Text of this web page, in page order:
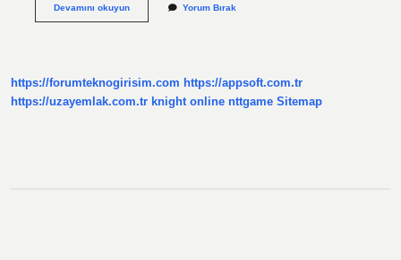
Devamını okuyunDevrin
Yorum Bırak
https://forumteknogirisim.com https://appsoft.com.tr
https://uzayemlak.com.tr knight online nttgame Sitemap